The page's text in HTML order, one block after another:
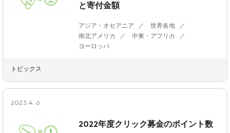
と寄付金額
アジア・オセアニア
世界各地
南北アメリカ
中東・アフリカ
ヨーロッパ
トピックス
2023.4. 6
2022年度クリック募金のポイント数